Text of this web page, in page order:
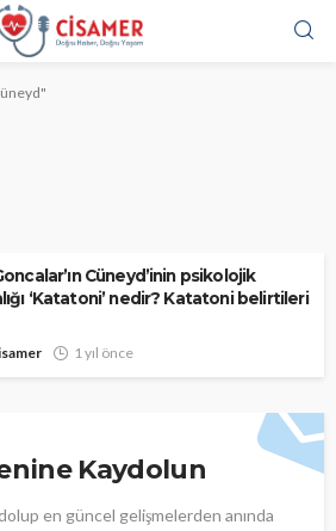
Cüneyd’inin psikolojik
‘Katatoni’ nedir? Katatoni belirtileri
1 yıl önce
Kaydolun
en güncel gelişmelerden anında